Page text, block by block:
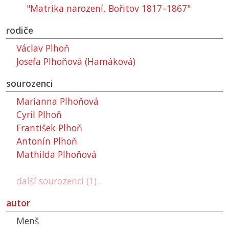
"Matrika narození, Bořitov 1817–1867"
rodiče
Václav Plhoň
Josefa Plhoňová (Hamáková)
sourozenci
Marianna Plhoňová
Cyril Plhoň
František Plhoň
Antonín Plhoň
Mathilda Plhoňová
další sourozenci (1)...
autor
Menš